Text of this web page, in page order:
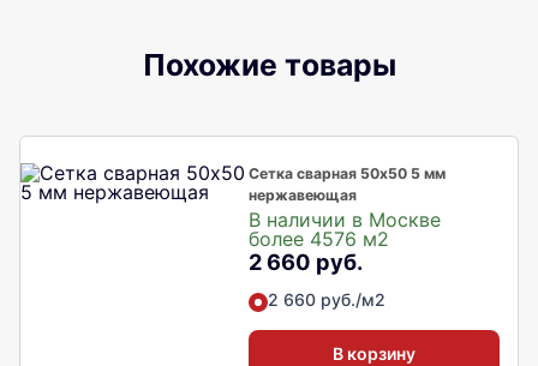
Похожие товары
Сетка сварная 50х50 5 мм
нержавеющая
В наличии в Москве
более 4576 м2
2 660 руб.
2 660 руб./м2
В корзину